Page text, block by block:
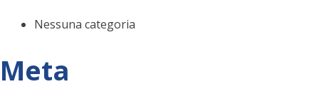
Nessuna categoria
Meta